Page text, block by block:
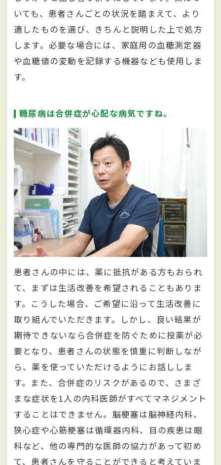
いても、患者さんごとの状況を踏まえて、より
適したものを選び、きちんと説明した上で処方
します。必要な場合には、家庭用の血糖測定器
や血糖値の変動を記録する機器なども使用しま
す。
糖尿病は合併症が心配な病気ですね。
患者さんの中には、薬に抵抗がある方もおられ
て、まずは生活改善を希望されることもありま
す。こうした場合、ご希望に沿って生活改善に
取り組んでいただきます。しかし、良い結果が
期待できないなら合併症を防ぐために投薬が必
要となり、患者さんの状態を慎重に判断しなが
ら、薬を使っていただけるようにお話ししま
す。また、合併症のリスクがあるので、さまざ
まな症状を1人の内科医師がすべてマネジメント
することはできません。脳梗塞は脳神経内科、
狭心症や心筋梗塞は循環器内科、目の疾患は眼
科など、他の専門的な医師の協力があって初め
て、患者さんを守ることができると考えていま